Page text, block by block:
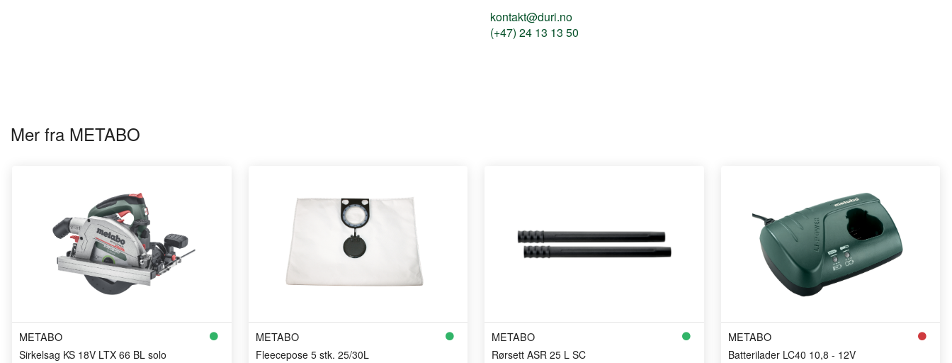
kontakt@duri.no
(+47) 24 13 13 50
Mer fra METABO
METABO
Sirkelsag KS 18V LTX 66 BL solo
METABO
Fleecepose 5 stk. 25/30L
METABO
Rørsett ASR 25 L SC
METABO
Batterilader LC40 10,8 - 12V